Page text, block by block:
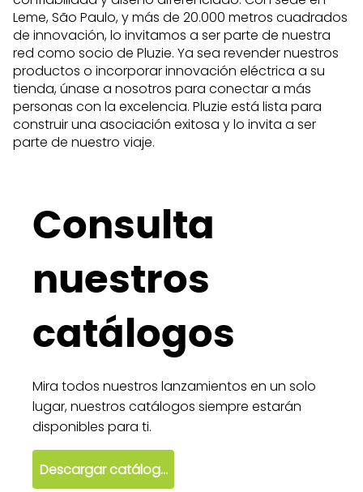
Leme, São Paulo, y más de 20.000 metros cuadrados
de innovación, lo invitamos a ser parte de nuestra
red como socio de Pluzie. Ya sea revender nuestros
productos o incorporar innovación eléctrica a su
tienda, únase a nosotros para conectar a más
personas con la excelencia. Pluzie está lista para
construir una asociación exitosa y lo invita a ser
parte de nuestro viaje.
Consulta
nuestros
catálogos
Mira todos nuestros lanzamientos en un solo
lugar, nuestros catálogos siempre estarán
disponibles para ti.
Descargar catálogo